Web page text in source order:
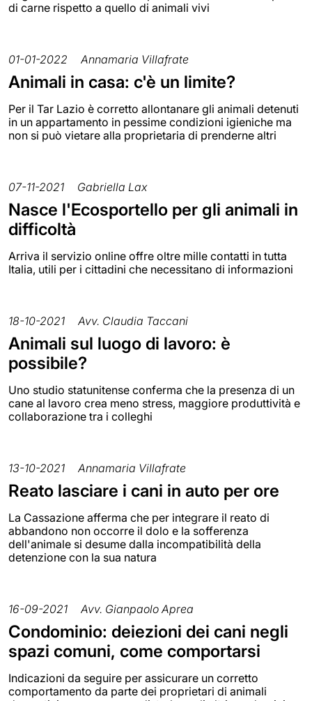
di carne rispetto a quello di animali vivi
01-01-2022 Annamaria Villafrate
Animali in casa: c'è un limite?
Per il Tar Lazio è corretto allontanare gli animali detenuti
in un appartamento in pessime condizioni igieniche ma
non si può vietare alla proprietaria di prenderne altri
07-11-2021 Gabriella Lax
Nasce l'Ecosportello per gli animali in
difficoltà
Arriva il servizio online offre oltre mille contatti in tutta
Italia, utili per i cittadini che necessitano di informazioni
18-10-2021 Avv. Claudia Taccani
Animali sul luogo di lavoro: è
possibile?
Uno studio statunitense conferma che la presenza di un
cane al lavoro crea meno stress, maggiore produttività e
collaborazione tra i colleghi
13-10-2021 Annamaria Villafrate
Reato lasciare i cani in auto per ore
La Cassazione afferma che per integrare il reato di
abbandono non occorre il dolo e la sofferenza
dell'animale si desume dalla incompatibilità della
detenzione con la sua natura
16-09-2021 Avv. Gianpaolo Aprea
Condominio: deiezioni dei cani negli
spazi comuni, come comportarsi
Indicazioni da seguire per assicurare un corretto
comportamento da parte dei proprietari di animali